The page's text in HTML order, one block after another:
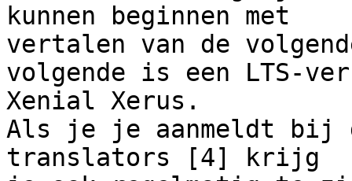
kunnen beginnen met
vertalen van de
volgende is een LTS-
Xenial Xerus.
Als je je aanmeldt bij
translators [4] krijg